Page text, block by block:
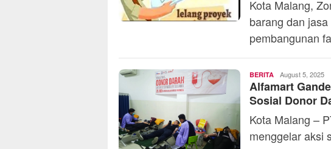
Kota Malang,
barang dan
pembangunan
BERITA Toski
Dermaleksana
August 5, 2025
Alfamart
Sosial Donor
Kota Malang –
menggelar aksi